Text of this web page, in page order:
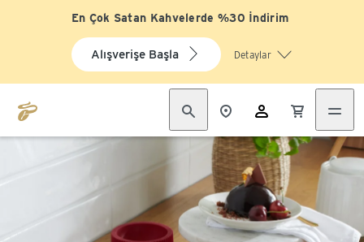
En Çok Satan Kahvelerde %30 İndirim
Alışverişe Başla Detaylar